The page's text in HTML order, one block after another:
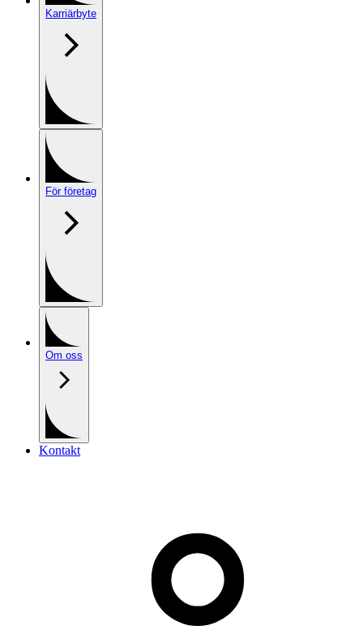
Karriärbyte
För företag
Om oss
Kontakt